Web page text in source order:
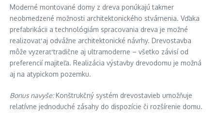
Moderné montované domy z dreva ponúkajú takmer
neobmedzené možnosti architektonického stvárnenia. Vďaka
prefabrikácii a technológiám spracovania dreva je možné
realizovať aj odvážne architektonické návrhy. Drevostavba
môže vyzerať tradične aj ultramoderne – všetko závisí od
preferencií majiteľa. Realizácia výstavby drevodomu je možná
aj na atypickom pozemku.
Bonus navyše:Konštrukčný systém drevostavieb umožňuje
relatívne jednoduché zásahy do dispozície či rozšírenie domu.